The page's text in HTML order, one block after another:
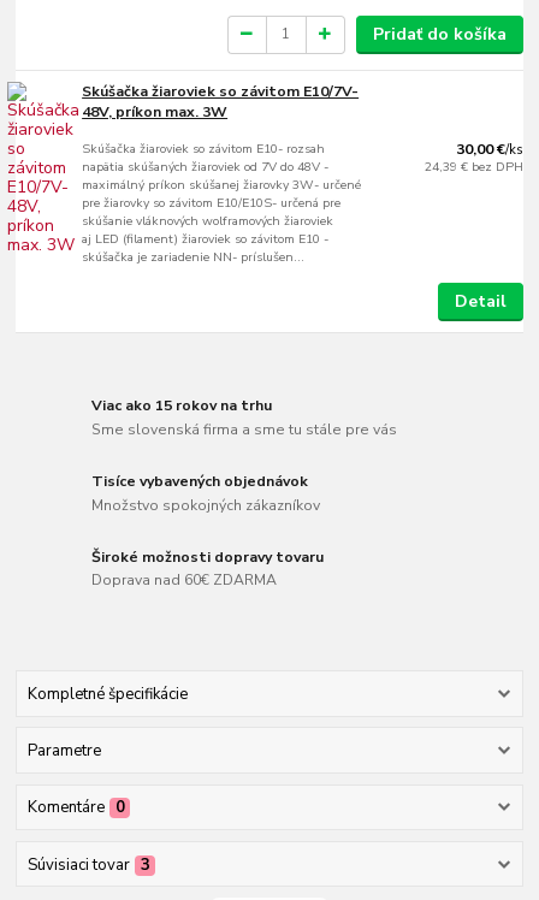
Pridať do košíka
Skúšačka žiaroviek so závitom E10/7V-
48V, príkon max. 3W
Skúšačka žiaroviek so závitom E10- rozsah
napätia skúšaných žiaroviek od 7V do 48V -
maximálný príkon skúšanej žiarovky 3W- určené
pre žiarovky so závitom E10/E10S- určená pre
skúšanie vláknových wolframových žiaroviek
aj LED (filament) žiaroviek so závitom E10 -
skúšačka je zariadenie NN- príslušen...
30,00 €/ks
24,39 € bez DPH
Detail
Viac ako 15 rokov na trhu
Sme slovenská firma a sme tu stále pre vás
Tisíce vybavených objednávok
Množstvo spokojných zákazníkov
Široké možnosti dopravy tovaru
Doprava nad 60€ ZDARMA
Kompletné špecifikácie
Parametre
Komentáre 0
Súvisiaci tovar 3